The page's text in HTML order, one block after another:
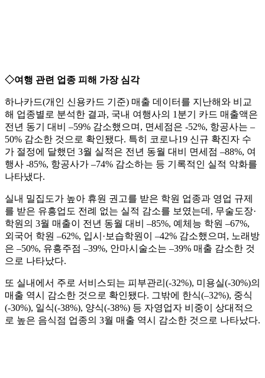
◇여행 관련 업종 피해 가장 심각
하나카드(개인 신용카드 기준) 매출 데이터를 지난해와 비교
해 업종별로 분석한 결과, 국내 여행사의 1분기 카드 매출액은
전년 동기 대비 –59% 감소했으며, 면세점은 -52%, 항공사는 –
50% 감소한 것으로 확인됐다. 특히 코로나19 신규 확진자 수
가 절정에 달했던 3월 실적은 전년 동월 대비 면세점 –88%, 여
행사 -85%, 항공사가 –74% 감소하는 등 기록적인 실적 악화를
나타냈다.
실내 밀집도가 높아 휴원 권고를 받은 학원 업종과 영업 규제
를 받은 유흥업도 전례 없는 실적 감소를 보였는데, 무술도장·
학원의 3월 매출이 전년 동월 대비 –85%, 예체능 학원 –67%,
외국어 학원 –62%, 입시·보습학원이 –42% 감소했으며, 노래방
은 –50%, 유흥주점 –39%, 안마시술소는 –39% 매출 감소한 것
으로 나타났다.
또 실내에서 주로 서비스되는 피부관리(-32%), 미용실(-30%)의
매출 역시 감소한 것으로 확인됐다. 그밖에 한식(–32%), 중식
(-30%), 일식(-38%), 양식(-38%) 등 자영업자 비중이 상대적으
로 높은 음식점 업종의 3월 매출 역시 감소한 것으로 나타났다.